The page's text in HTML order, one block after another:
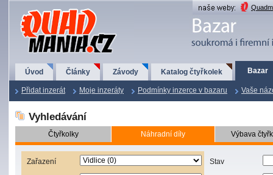
QuadMania.cz
Úvod Články Závody Katalog čtyřkolek Bazar
Přidat inzerát Moje inzeráty Podmínky inzerce v bazaru Vaše
Vyhledávání
Čtyřkolky Náhradní díly Výbava
Zařazení Stav